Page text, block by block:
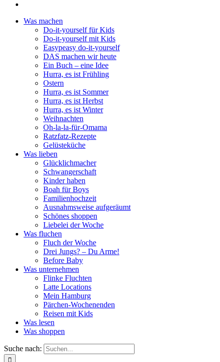
Was machen
Do-it-yourself für Kids
Do-it-yourself mit Kids
Easypeasy do-it-yourself
DAS machen wir heute
Ein Buch – eine Idee
Hurra, es ist Frühling
Ostern
Hurra, es ist Sommer
Hurra, es ist Herbst
Hurra, es ist Winter
Weihnachten
Oh-la-la-für-Omama
Ratzfatz-Rezepte
Gelüsteküche
Was lieben
Glücklichmacher
Schwangerschaft
Kinder haben
Boah für Boys
Familienhochzeit
Ausnahmsweise aufgeräumt
Schönes shoppen
Liebelei der Woche
Was fluchen
Fluch der Woche
Drei Jungs? – Du Arme!
Before Baby
Was unternehmen
Flinke Fluchten
Latte Locations
Mein Hamburg
Pärchen-Wochenenden
Reisen mit Kids
Was lesen
Was shoppen
Suche nach: